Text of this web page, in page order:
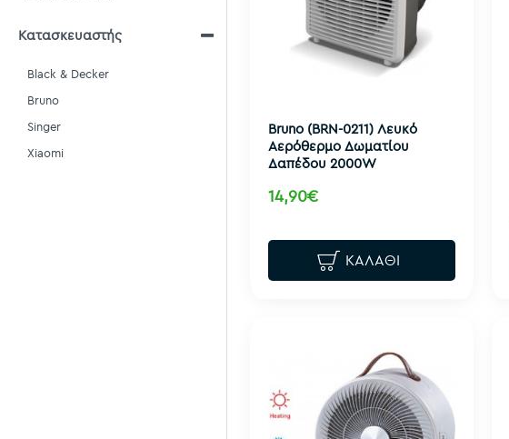
Κατασκευαστής
Black & Decker
Bruno
Singer
Xiaomi
Bruno (BRN-0211) Λευκό
Αερόθερμο Δωματίου
Δαπέδου 2000W
14,90€
ΚΑΛΆΘΙ